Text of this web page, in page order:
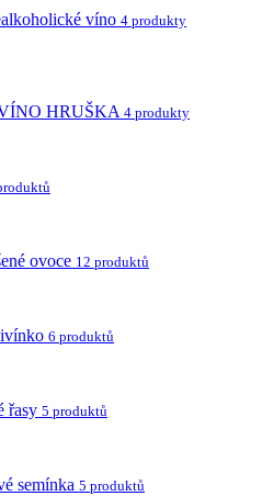
víno 4 produkty
HRUŠKA 4 produkty
ovoce 12 produktů
6 produktů
řasy 5 produktů
semínka 5 produktů